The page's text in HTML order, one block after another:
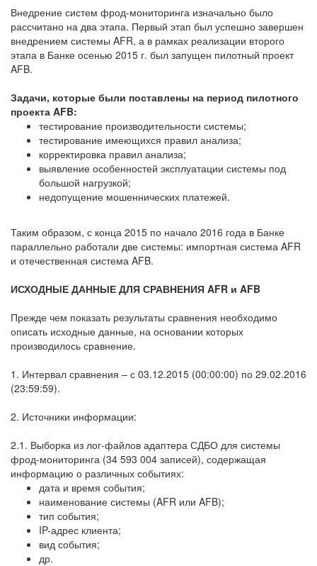
Внедрение систем фрод-мониторинга изначально было
рассчитано на два этапа. Первый этап был успешно завершен
внедрением системы AFR, а в рамках реализации второго
этапа в Банке осенью 2015 г. был запущен пилотный проект
AFB.
Задачи, которые были поставлены на период пилотного
проекта AFB:
тестирование производительности системы;
тестирование имеющихся правил анализа;
корректировка правил анализа;
выявление особенностей эксплуатации системы под
большой нагрузкой;
недопущение мошеннических платежей.
Таким образом, с конца 2015 по начало 2016 года в Банке
параллельно работали две системы: импортная система AFR
и отечественная система AFB.
ИСХОДНЫЕ ДАННЫЕ ДЛЯ СРАВНЕНИЯ AFR и AFB
Прежде чем показать результаты сравнения необходимо
описать исходные данные, на основании которых
производилось сравнение.
1. Интервал сравнения – с 03.12.2015 (00:00:00) по 29.02.2016
(23:59:59).
2. Источники информации:
2.1. Выборка из лог-файлов адаптера СДБО для системы
фрод-мониторинга (34 593 004 записей), содержащая
информацию о различных событиях:
дата и время события;
наименование системы (AFR или AFB);
тип события;
IP-адрес клиента;
вид события;
др.